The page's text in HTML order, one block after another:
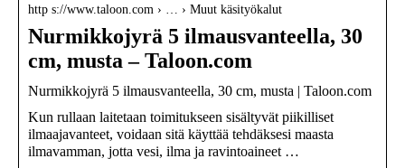
http s://www.taloon.com › … › Muut käsityökalut
Nurmikkojyrä 5 ilmausvanteella, 30
cm, musta – Taloon.com
Nurmikkojyrä 5 ilmausvanteella, 30 cm, musta | Taloon.com
Kun rullaan laitetaan toimitukseen sisältyvät piikilliset
ilmaajavanteet, voidaan sitä käyttää tehdäksesi maasta
ilmavamman, jotta vesi, ilma ja ravintoaineet …